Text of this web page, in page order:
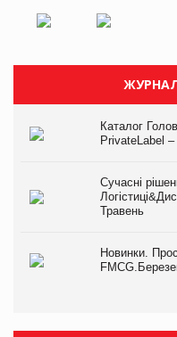
ЖУРНАЛ
Каталог
PrivateLabel –
Сучасні
Травень
Новинки.